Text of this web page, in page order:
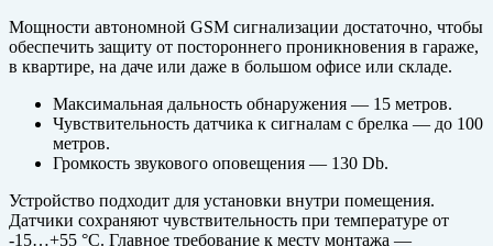
Мощности автономной GSM сигнализации достаточно, чтобы
обеспечить защиту от постороннего проникновения в гараже,
в квартире, на даче или даже в большом офисе или складе.
Максимальная дальность обнаружения — 15 метров.
Чувствительность датчика к сигналам с брелка — до 100
метров.
Громкость звукового оповещения — 130 Db.
Устройство подходит для установки внутри помещения.
Датчики сохраняют чувствительность при температуре от
-15…+55 °С. Главное требование к месту монтажа —